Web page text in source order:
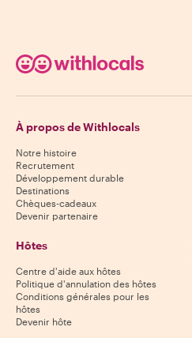
À propos de Withlocals
Notre histoire
Recrutement
Développement durable
Destinations
Chèques-cadeaux
Devenir partenaire
Hôtes
Centre d'aide aux hôtes
Politique d'annulation des hôtes
Conditions générales pour les
hôtes
Devenir hôte